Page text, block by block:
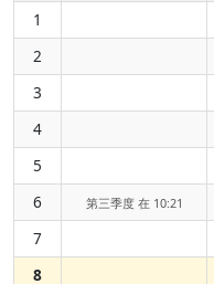
1
2
3
4
5
6 第三季度 在 10:21
7
8